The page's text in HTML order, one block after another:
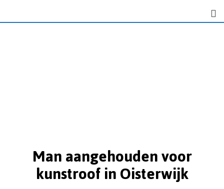
Man aangehouden voor
kunstroof in Oisterwijk